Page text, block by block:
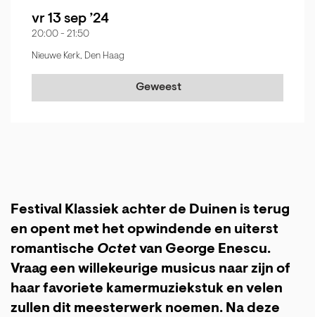
vr 13 sep ’24
20:00 - 21:50
Nieuwe Kerk, Den Haag
Geweest
Festival Klassiek achter de Duinen is terug
en opent met het opwindende en uiterst
romantische Octet van George Enescu.
Vraag een willekeurige musicus naar zijn of
haar favoriete kamermuziekstuk en velen
zullen dit meesterwerk noemen. Na deze